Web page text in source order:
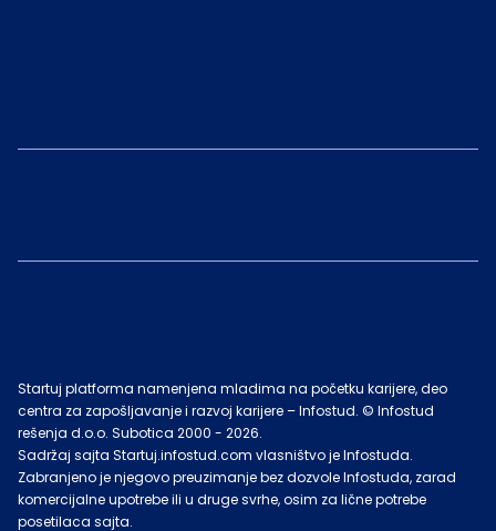
Startuj platforma namenjena mladima na početku karijere, deo
centra za zapošljavanje i razvoj karijere – Infostud. © Infostud
rešenja d.o.o. Subotica 2000 - 2026.
Sadržaj sajta Startuj.infostud.com vlasništvo je Infostuda.
Zabranjeno je njegovo preuzimanje bez dozvole Infostuda, zarad
komercijalne upotrebe ili u druge svrhe, osim za lične potrebe
posetilaca sajta.